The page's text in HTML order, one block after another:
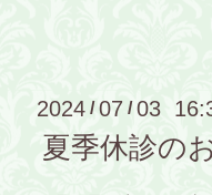
2024 /07 /03
夏季休診の